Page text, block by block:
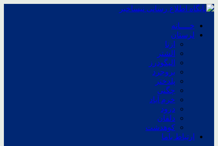
خــــانه
لرستان
ازنا
الشتر
الیگودرز
بروجرد
پلدختر
چگنی
خرم آباد
درود
دلفان
کوهدشت
ارتباط باما